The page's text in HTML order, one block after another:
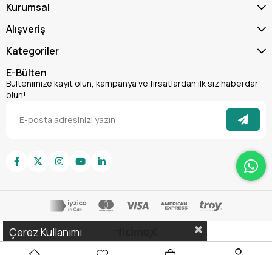
Kurumsal
Alışveriş
Kategoriler
E-Bülten
Bültenimize kayıt olun, kampanya ve fırsatlardan ilk siz haberdar
olun!
Çerez Kullanımı